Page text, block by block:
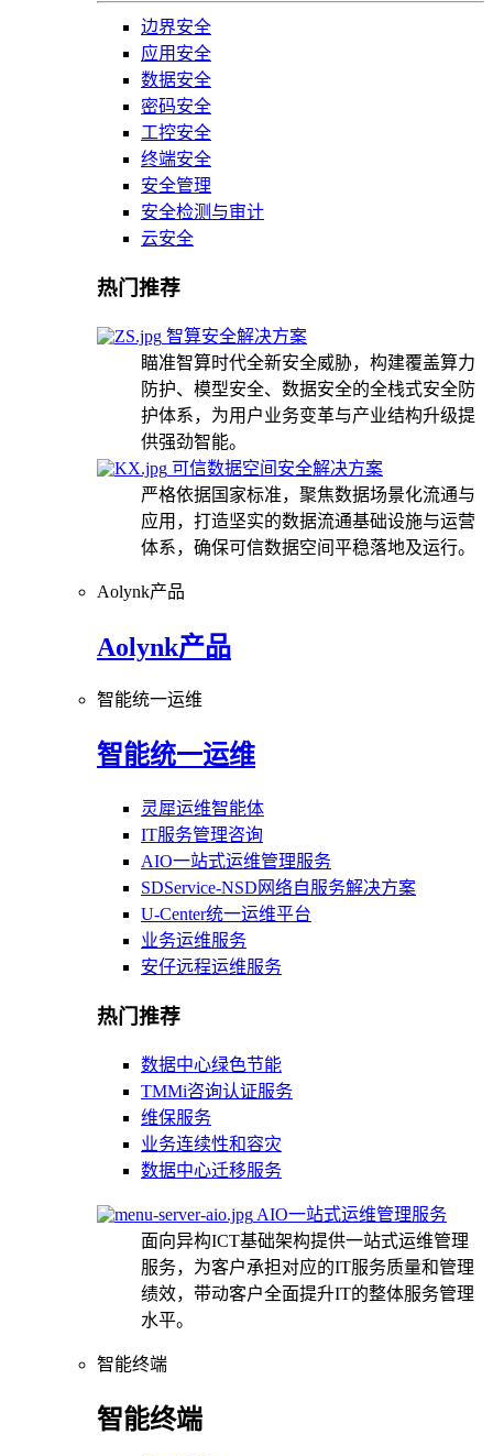
边界安全
应用安全
数据安全
密码安全
工控安全
终端安全
安全管理
安全检测与审计
云安全
热门推荐
智算安全解决方案
瞄准智算时代全新安全威胁，构建覆盖算力
防护、模型安全、数据安全的全栈式安全防
护体系，为用户业务变革与产业结构升级提
供强劲智能。
可信数据空间安全解决方案
严格依据国家标准，聚焦数据场景化流通与
应用，打造坚实的数据流通基础设施与运营
体系，确保可信数据空间平稳落地及运行。
Aolynk产品
Aolynk产品
智能统一运维
智能统一运维
灵犀运维智能体
IT服务管理咨询
AIO一站式运维管理服务
SDService-NSD网络自服务解决方案
U-Center统一运维平台
业务运维服务
安仔远程运维服务
热门推荐
数据中心绿色节能
TMMi咨询认证服务
维保服务
业务连续性和容灾
数据中心迁移服务
AIO一站式运维管理服务
面向异构ICT基础架构提供一站式运维管理
服务，为客户承担对应的IT服务质量和管理
绩效，带动客户全面提升IT的整体服务管理
水平。
智能终端
智能终端